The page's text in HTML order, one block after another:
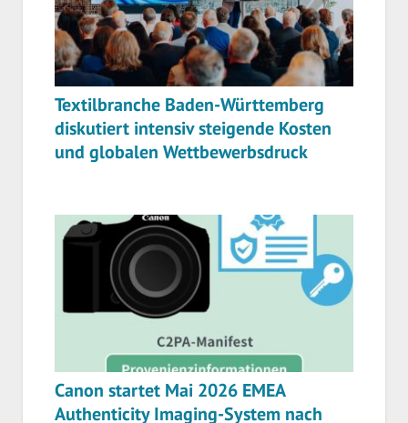
Textilbranche Baden-Württemberg
diskutiert intensiv steigende Kosten
und globalen Wettbewerbsdruck
Canon startet Mai 2026 EMEA
Authenticity Imaging-System nach